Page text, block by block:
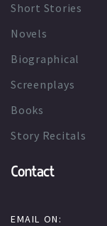
Short Stories
Novels
Biographical
Screenplays
Books
Story Recitals
Contact
EMAIL ON: